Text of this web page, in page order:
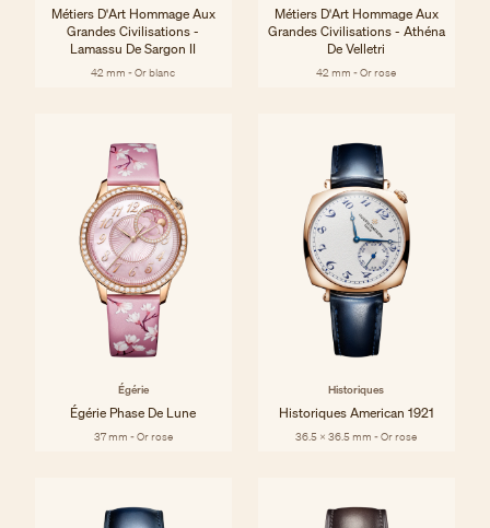
Métiers D'Art Hommage Aux
Grandes Civilisations -
Lamassu De Sargon II
42 mm - Or blanc
Métiers D'Art Hommage Aux
Grandes Civilisations - Athéna
De Velletri
42 mm - Or rose
Égérie
Égérie Phase De Lune
37 mm - Or rose
Historiques
Historiques American 1921
36.5 x 36.5 mm - Or rose